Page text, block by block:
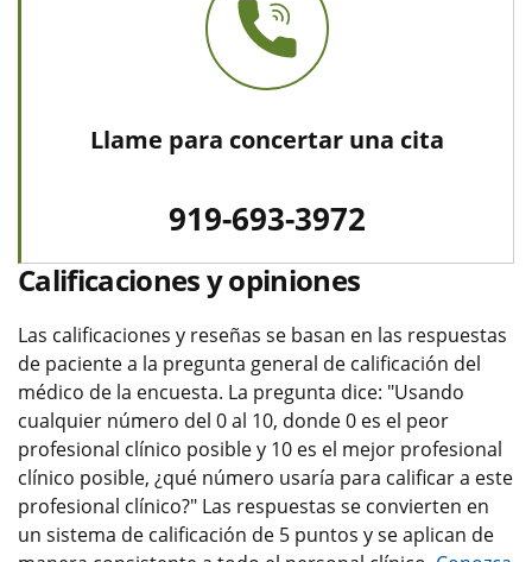
Llame para concertar una cita
919-693-3972
Calificaciones y opiniones
Las calificaciones y reseñas se basan en las respuestas
de paciente a la pregunta general de calificación del
médico de la encuesta. La pregunta dice: "Usando
cualquier número del 0 al 10, donde 0 es el peor
profesional clínico posible y 10 es el mejor profesional
clínico posible, ¿qué número usaría para calificar a este
profesional clínico?" Las respuestas se convierten en
un sistema de calificación de 5 puntos y se aplican de